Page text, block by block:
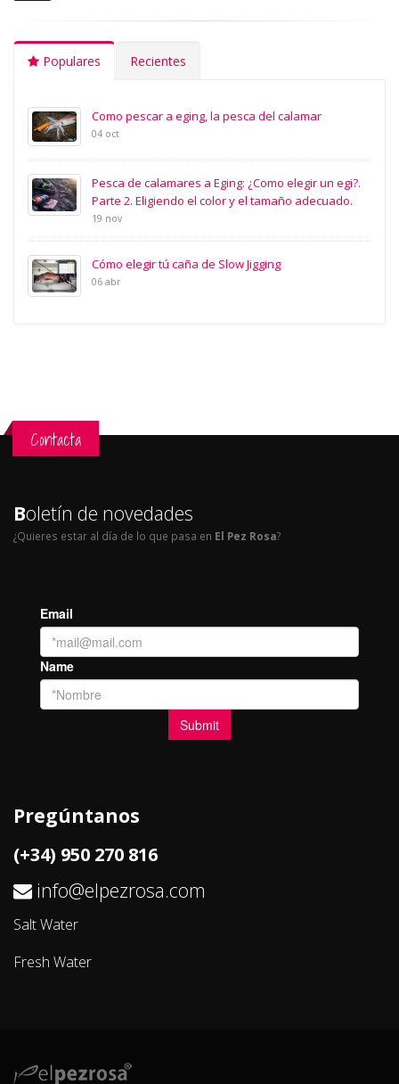
Populares Recientes
Como pescar a eging, la pesca del calamar
04 oct
Pesca de calamares a Eging: ¿Como elegir un egi?.
Parte 2. Eligiendo el color y el tamaño adecuado.
19 nov
Cómo elegir tú caña de Slow Jigging
06 abr
Contacta
Boletín de novedades
¿Quieres estar al día de lo que pasa en El Pez Rosa?
Pregúntanos
(+34) 950 270 816
info@elpezrosa.com
Salt Water
Fresh Water